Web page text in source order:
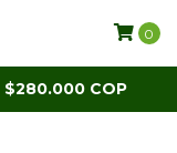
$280.000 COP
0